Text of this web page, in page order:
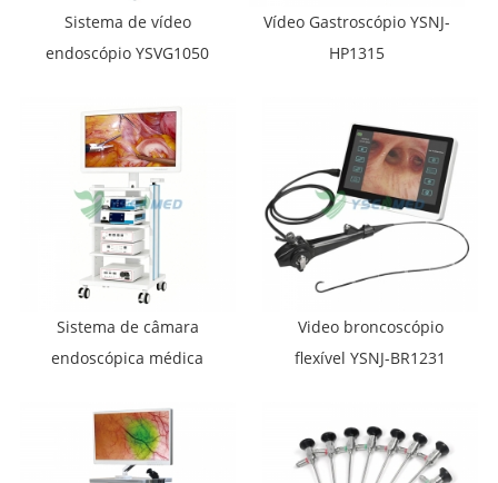
Sistema de vídeo
endoscópio YSVG1050
Vídeo Gastroscópio YSNJ-
HP1315
Sistema de câmara
endoscópica médica
GW001
Video broncoscópio
flexível YSNJ-BR1231